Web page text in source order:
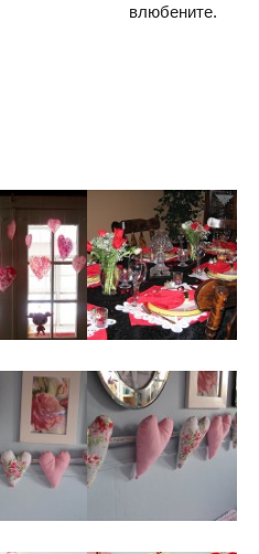
влюбените.